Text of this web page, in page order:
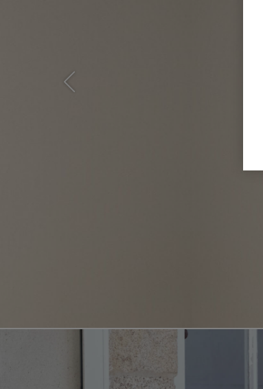
Previous